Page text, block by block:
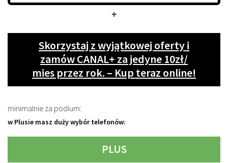
+
Skorzystaj z wyjątkowej oferty i
zamów CANAL+ za jedyne 10zł/
mies przez rok. – Kup teraz online!
minimalnie za podium:
w Plusie masz duży wybór telefonów:
PLUS